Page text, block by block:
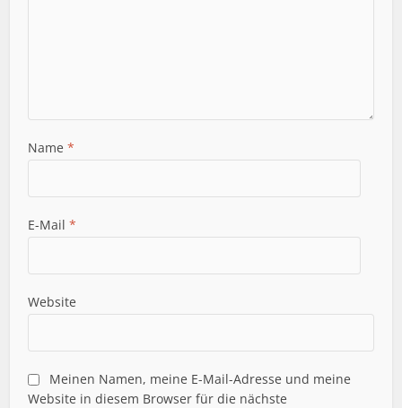
Name*
E-Mail*
Website
Meinen Namen, meine E-Mail-Adresse und meine
Website in diesem Browser für die nächste